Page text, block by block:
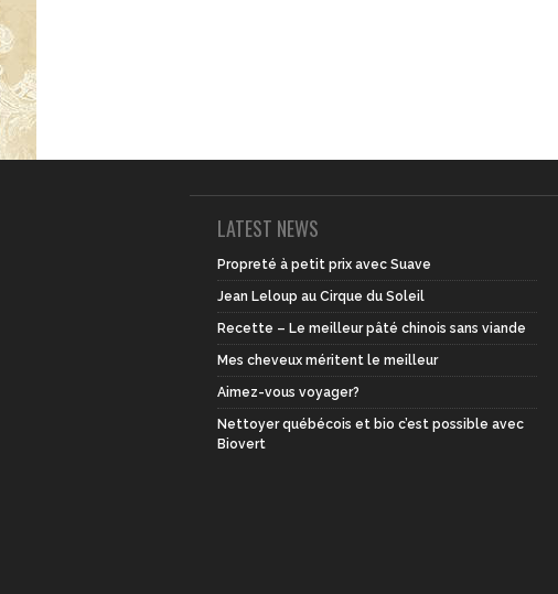
LATEST NEWS
Propreté à petit prix avec Suave
Jean Leloup au Cirque du Soleil
Recette – Le meilleur pâté chinois sans viande
Mes cheveux méritent le meilleur
Aimez-vous voyager?
Nettoyer québécois et bio c’est possible avec
Biovert